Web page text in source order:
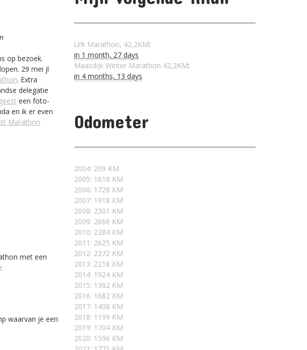
op bezoek.
29 mei jl
. Extra
delegatie
een foto-
en ik er even
Marathon
met een
waarvan je een
Urk Marathon, 42,2KM:
in 1 month, 27 days
Maasdijk Winter Marathon 42,2KM:
in 4 months, 13 days
Odometer
2004: 209 KM
2005: 1618 KM
2006: 1728 KM
2007: 1918 KM
2008: 2301 KM
2009: 2666 KM
2010: 2284 KM
2011: 2625 KM
2012: 2372 KM
2013: 2218 KM
2014: 1924 KM
2015: 1362 KM
2016: 1682 KM
2017: 1408 KM
2018: 1199 KM
2019: 1704 KM
2020: 1596 KM